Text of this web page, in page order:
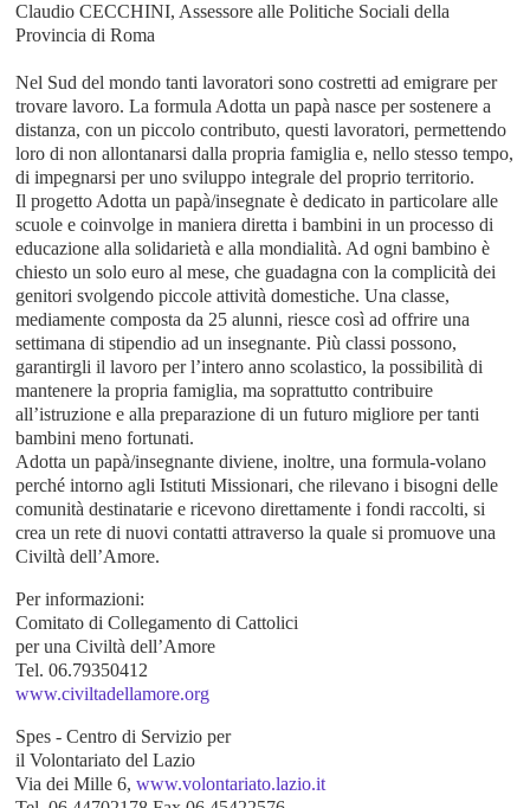
Claudio CECCHINI, Assessore alle Politiche Sociali della
Provincia di Roma
Nel Sud del mondo tanti lavoratori sono costretti ad emigrare per
trovare lavoro. La formula Adotta un papà nasce per sostenere a
distanza, con un piccolo contributo, questi lavoratori, permettendo
loro di non allontanarsi dalla propria famiglia e, nello stesso tempo,
di impegnarsi per uno sviluppo integrale del proprio territorio.
Il progetto Adotta un papà/insegnate è dedicato in particolare alle
scuole e coinvolge in maniera diretta i bambini in un processo di
educazione alla solidarietà e alla mondialità. Ad ogni bambino è
chiesto un solo euro al mese, che guadagna con la complicità dei
genitori svolgendo piccole attività domestiche. Una classe,
mediamente composta da 25 alunni, riesce così ad offrire una
settimana di stipendio ad un insegnante. Più classi possono,
garantirgli il lavoro per l’intero anno scolastico, la possibilità di
mantenere la propria famiglia, ma soprattutto contribuire
all’istruzione e alla preparazione di un futuro migliore per tanti
bambini meno fortunati.
Adotta un papà/insegnante diviene, inoltre, una formula-volano
perché intorno agli Istituti Missionari, che rilevano i bisogni delle
comunità destinatarie e ricevono direttamente i fondi raccolti, si
crea un rete di nuovi contatti attraverso la quale si promuove una
Civiltà dell’Amore.
Per informazioni:
Comitato di Collegamento di Cattolici
per una Civiltà dell’Amore
Tel. 06.79350412
www.civiltadellamore.org
Spes - Centro di Servizio per
il Volontariato del Lazio
Via dei Mille 6, www.volontariato.lazio.it